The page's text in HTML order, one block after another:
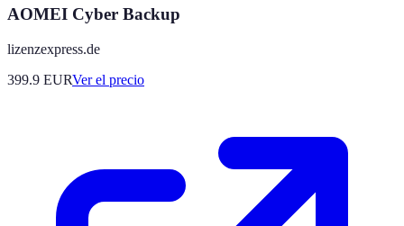
AOMEI Cyber Backup
lizenzexpress.de
399.9 EURVer el precio